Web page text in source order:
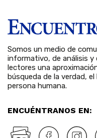
Somos un medio de
informativo, de análisis y
lectores una
búsqueda de la verdad,
persona humana.
ENCUÉNTRANOS EN: